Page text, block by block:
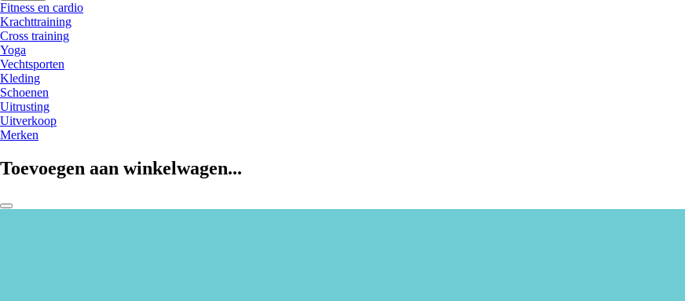
Fitness en cardio
Krachttraining
Cross training
Yoga
Vechtsporten
Kleding
Schoenen
Uitrusting
Uitverkoop
Merken
Toevoegen aan winkelwagen...